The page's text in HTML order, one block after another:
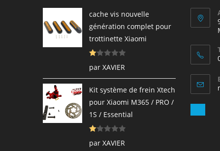
cache vis nouvelle
génération complet pour
trottinette Xiaomi
s
ur
5
par XAVIER
Kit système de frein Xtech
pour Xiaomi M365 / PRO /
1S / Essential
par XAVIER